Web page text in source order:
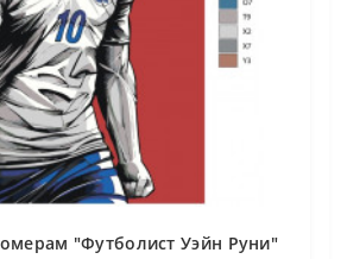
"Футболист Уэйн Руни"